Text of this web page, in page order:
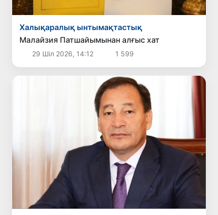
Халықаралық ынтымақтастық
Малайзия Патшайымынан алғыс хат
29 Шіл 2026, 14:12 1 599